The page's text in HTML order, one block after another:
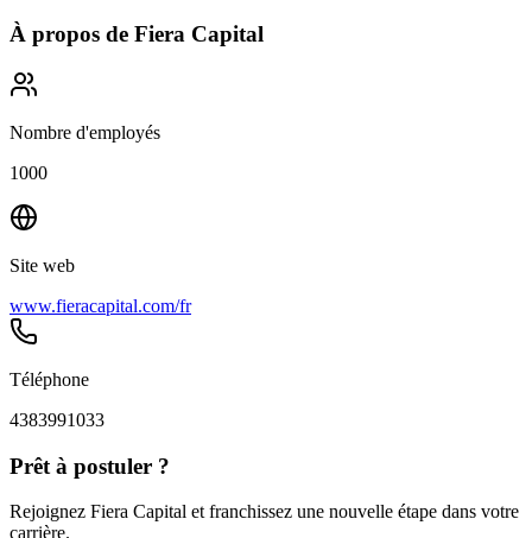
À propos de Fiera Capital
Nombre d'employés
1000
Site web
www.fieracapital.com/fr
Téléphone
4383991033
Prêt à postuler ?
Rejoignez Fiera Capital et franchissez une nouvelle étape dans votre
carrière.